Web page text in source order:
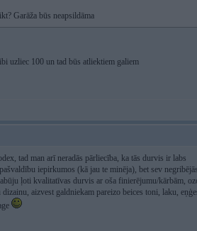
Garāža būs neapsildāma
uzliec 100 un tad būs atliektiem galiem
tad man arī neradās pārliecība, ka tās durvis ir labs
iepirkumos (kā jau te minēja), bet sev
ļoti kvalitatīvas durvis ar oša finierējumu/kārbām,
aizvest galdniekam pareizo beices toni, laku,